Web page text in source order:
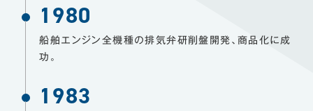
1980
船舶エンジン全機種の排気弁研削盤開発、商品化に成
功。
1983